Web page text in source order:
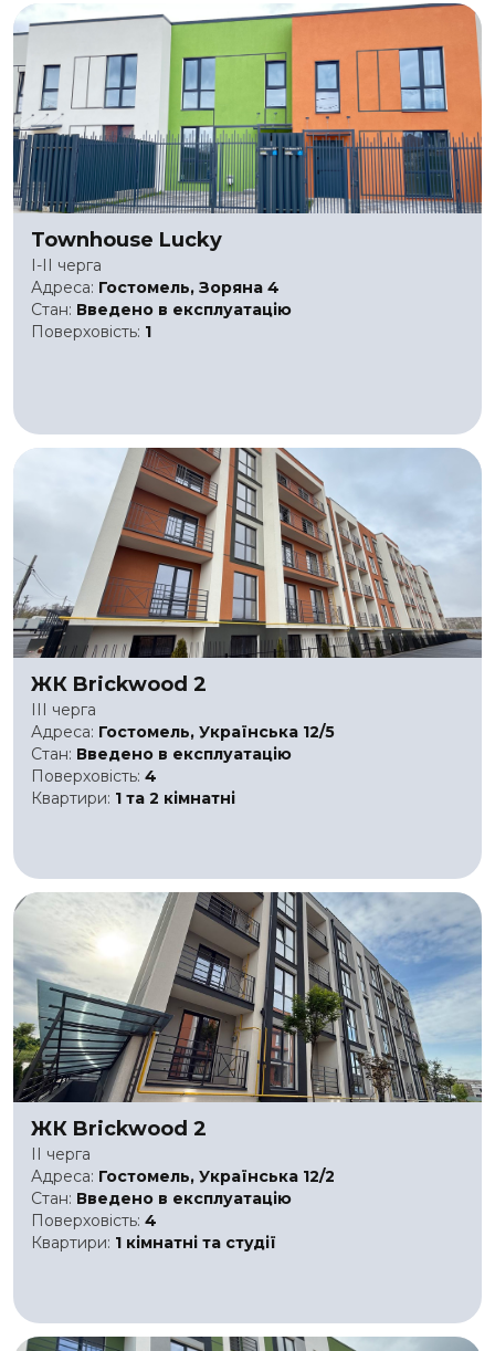
Townhouse Lucky
I-II черга
Адреса: Гостомель, Зоряна 4
Стан: Введено в експлуатацію
Поверховість: 1
ЖК Brickwood 2
III черга
Адреса: Гостомель, Українська 12/5
Стан: Введено в експлуатацію
Поверховість: 4
Квартири: 1 та 2 кімнатні
ЖК Brickwood 2
II черга
Адреса: Гостомель, Українська 12/2
Стан: Введено в експлуатацію
Поверховість: 4
Квартири: 1 кімнатні та студії